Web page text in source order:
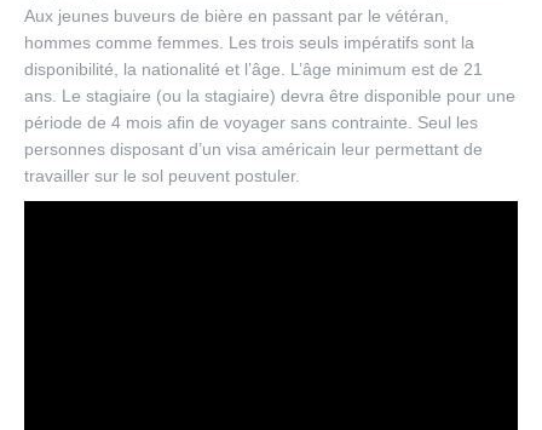
Aux jeunes buveurs de bière en passant par le vétéran,
hommes comme femmes. Les trois seuls impératifs sont la
disponibilité, la nationalité et l’âge. L’âge minimum est de 21
ans. Le stagiaire (ou la stagiaire) devra être disponible pour une
période de 4 mois afin de voyager sans contrainte. Seul les
personnes disposant d’un visa américain leur permettant de
travailler sur le sol peuvent postuler.